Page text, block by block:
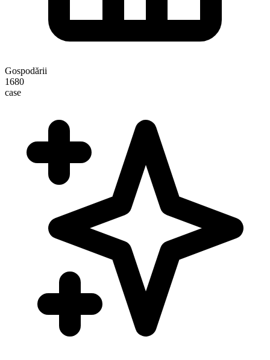
Gospodării
1680
case